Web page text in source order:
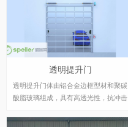
能、经久耐用稳定地运行以及齐全的安
全装置等方面的显著优势。
透明提升门
透明提升门体由铝合金边框型材和聚碳
酸脂玻璃组成，具有高透光性，抗冲击
视窗使建筑内部更加明亮、通透，达到